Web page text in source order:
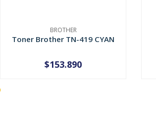
BROTHER
Toner Brother TN-419 CYAN
AGOTADO
$153.890